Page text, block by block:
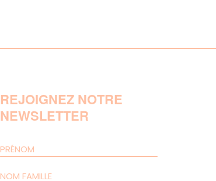
REJOIGNEZ NOTRE
NEWSLETTER